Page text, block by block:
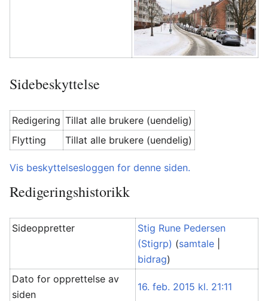
Sidebeskyttelse
Redigering Tillat alle brukere (uendelig)
Flytting
Tillat alle brukere (uendelig)
Vis beskyttelsesloggen for denne siden.
Redigeringshistorikk
Sideoppretter
Stig Rune Pedersen
(Stigrp) (samtale
bidrag)
Dato for opprettelse av
siden
16. feb. 2015 kl. 21:11